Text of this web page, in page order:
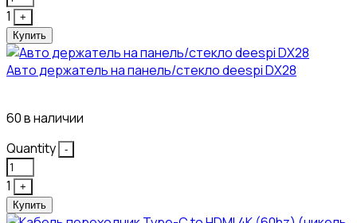
1
+
Купить
Авто держатель на панель/стекло deespi DX28
60 в наличии
Quantity
-
1
+
Купить